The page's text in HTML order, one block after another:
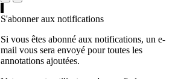
S'abonner aux notifications
Si vous êtes abonné aux notifications, un e-
mail vous sera envoyé pour toutes les
annotations ajoutées.